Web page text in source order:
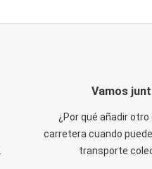
Vamos
¿Por qué añadir otro
carretera cuando
transporte